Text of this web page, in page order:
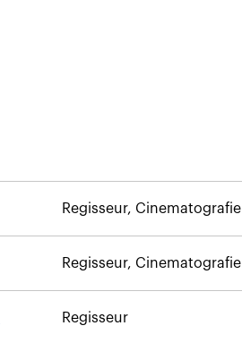
Regisseur, Cinematografie
Regisseur, Cinematografie
Regisseur